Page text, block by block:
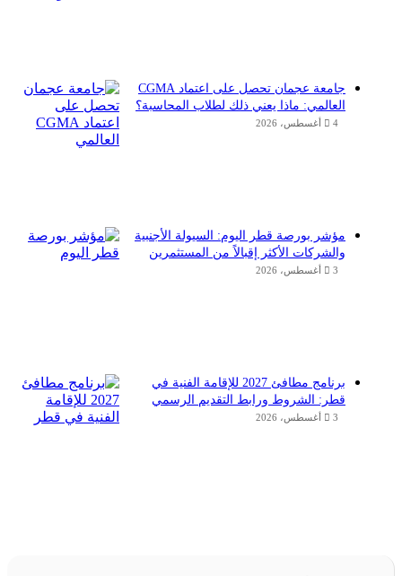
جامعة عجمان تحصل على اعتماد CGMA
العالمي: ماذا يعني ذلك لطلاب المحاسبة؟
4 أغسطس، 2026
مؤشر بورصة قطر اليوم: السيولة الأجنبية
والشركات الأكثر إقبالاً من المستثمرين
3 أغسطس، 2026
برنامج مطافئ 2027 للإقامة الفنية في
قطر: الشروط ورابط التقديم الرسمي
3 أغسطس، 2026